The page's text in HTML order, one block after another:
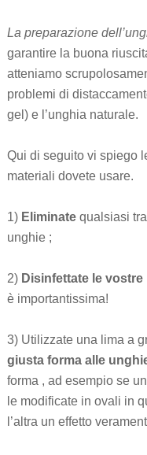
La preparazione
garantire la buona
atteniamo
problemi di
gel) e l’unghia naturale.
Qui di seguito vi spiego
materiali dovete usare.
1) Eliminatequalsiasi
unghie ;
2) Disinfettate le vostre
è importantissima!
3) Utilizzate una lima a
giusta forma alle
forma , ad esempio se
le modificate in ovali in
l’altra un effetto